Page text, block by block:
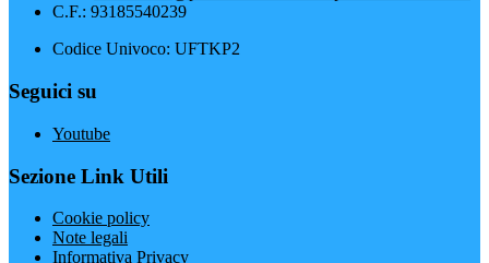
C.F.: 93185540239
Codice Univoco: UFTKP2
Seguici su
Youtube
Sezione Link Utili
Cookie policy
Note legali
Informativa Privacy